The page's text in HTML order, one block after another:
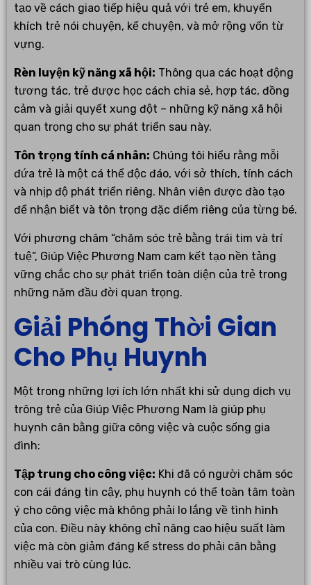
tạo về cách giao tiếp hiệu quả với trẻ em, khuyến
khích trẻ nói chuyện, kể chuyện, và mở rộng vốn từ
vựng.
Rèn luyện kỹ năng xã hội: Thông qua các hoạt động
tương tác, trẻ được học cách chia sẻ, hợp tác, đồng
cảm và giải quyết xung đột – những kỹ năng xã hội
quan trọng cho sự phát triển sau này.
Tôn trọng tính cá nhân: Chúng tôi hiểu rằng mỗi
đứa trẻ là một cá thể độc đáo, với sở thích, tính cách
và nhịp độ phát triển riêng. Nhân viên được đào tạo
để nhận biết và tôn trọng đặc điểm riêng của từng bé.
Với phương châm “chăm sóc trẻ bằng trái tim và trí
tuệ”, Giúp Việc Phương Nam cam kết tạo nền tảng
vững chắc cho sự phát triển toàn diện của trẻ trong
những năm đầu đời quan trọng.
Giải Phóng Thời Gian
Cho Phụ Huynh
Một trong những lợi ích lớn nhất khi sử dụng dịch vụ
trông trẻ của Giúp Việc Phương Nam là giúp phụ
huynh cân bằng giữa công việc và cuộc sống gia
đình:
Tập trung cho công việc: Khi đã có người chăm sóc
con cái đáng tin cậy, phụ huynh có thể toàn tâm toàn
ý cho công việc mà không phải lo lắng về tình hình
của con. Điều này không chỉ nâng cao hiệu suất làm
việc mà còn giảm đáng kể stress do phải cân bằng
nhiều vai trò cùng lúc.